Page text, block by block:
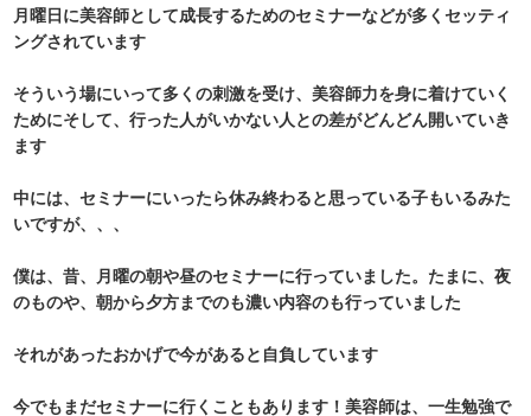
月曜日に美容師として成長するためのセミナーなどが多くセッティ
ングされています
そういう場にいって多くの刺激を受け、美容師力を身に着けていく
ためにそして、行った人がいかない人との差がどんどん開いていき
ます
中には、セミナーにいったら休み終わると思っている子もいるみた
いですが、、、
僕は、昔、月曜の朝や昼のセミナーに行っていました。たまに、夜
のものや、朝から夕方までのも濃い内容のも行っていました
それがあったおかげで今があると自負しています
今でもまだセミナーに行くこともあります！美容師は、一生勉強で